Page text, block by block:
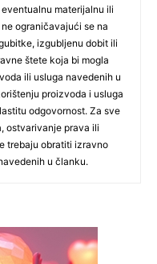
materijalnu ili
ograničavajući se na
izgubljenu dobit ili
štete koja bi mogla
ili usluga navedenih u
proizvoda i usluga
odgovornost. Za sve
ostvarivanje prava ili
trebaju obratiti izravno
u članku.